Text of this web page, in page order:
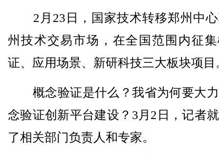
2月23日，国家技术转移郑州中心
州技术交易市场，在全国范围内征
证、应用场景、新研科技三大板块项目
概念验证是什么？我省为何要大
念验证创新平台建设？3月2日，记者
了相关部门负责人和专家。